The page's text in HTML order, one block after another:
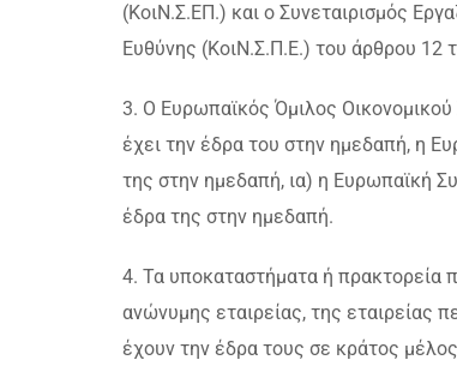
(ΚοιΝ.Σ.ΕΠ.) και ο Συνεταιρισμός
Ευθύνης (ΚοιΝ.Σ.Π.Ε.) του άρθρου 12
3. Ο Ευρωπαϊκός Όμιλος
έχει την έδρα του στην ημεδαπή, η
της στην ημεδαπή, ια) η Ευρωπαϊκή
έδρα της στην ημεδαπή.
4. Τα υποκαταστήματα ή πρακτορεία
ανώνυμης εταιρείας, της εταιρείας
έχουν την έδρα τους σε κράτος